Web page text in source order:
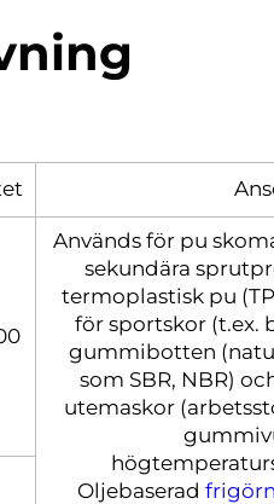
Används för pu
sekundära
termoplastisk pu
för sportskor (t.ex.
gummibotten
som SBR, NBR)
utemaskor
Oljebaserad